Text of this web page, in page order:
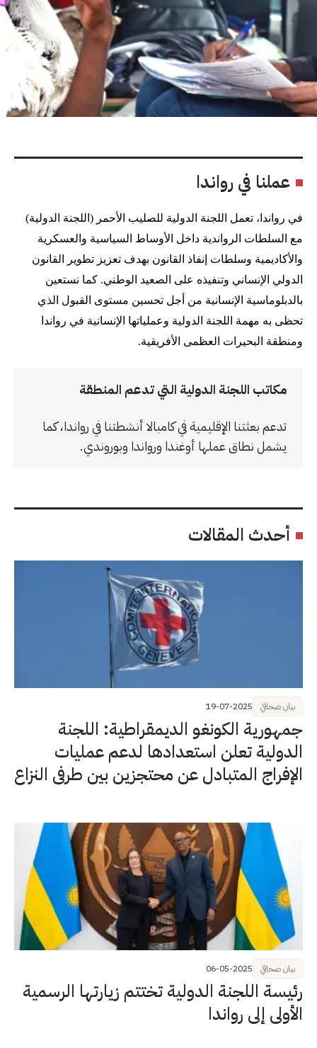
عملنا في رواندا
في رواندا، تعمل اللجنة الدولية للصليب الأحمر (اللجنة الدولية)
مع السلطات الرواندية داخل الأوساط السياسية والعسكرية
والأكاديمية وسلطات إنفاذ القانون بهدف تعزيز تطوير القانون
الدولي الإنساني وتنفيذه على الصعيد الوطني. كما نستعين
بالدبلوماسية الإنسانية من أجل تحسين مستوى القبول الذي
تحظى به مهمة اللجنة الدولية وعملياتها الإنسانية في رواندا
ومنطقة البحيرات العظمى الأفريقية.
مكاتب اللجنة الدولية التي تدعم المنطقة
تدعم بعثتنا الإقليمية في كامبالا أنشطتنا في رواندا، كما
يشمل نطاق عملها أوغندا ورواندا وبوروندي.
أحدث المقالات
جمهورية الكونغو الديمقراطية: اللجنة
الدولية تعلن استعدادها لدعم عمليات
الإفراج المتبادل عن محتجزين بين طرفي النزاع
بيان صحافي 19-07-2025
رئيسة اللجنة الدولية تختتم زيارتها الرسمية
الأولى إلى رواندا
بيان صحافي 06-05-2025